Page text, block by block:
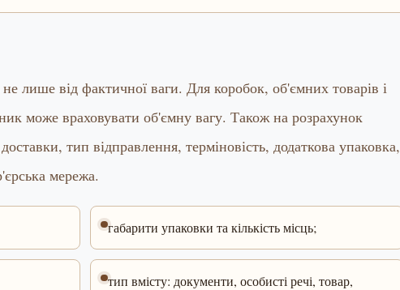
лише від фактичної ваги. Для коробок, об'ємних товарів і
може враховувати об'ємну вагу. Також на розрахунок
тип відправлення, терміновість, додаткова упаковка,
мережа.
габарити упаковки та кількість місць;
тип вмісту: документи, особисті речі, товар,